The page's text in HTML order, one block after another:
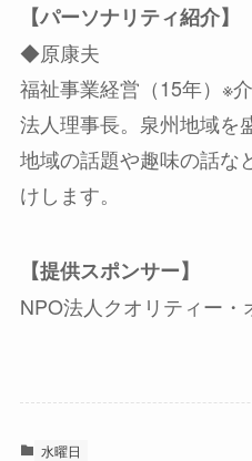
【パーソナリティ紹介】
◆原康夫
福祉事業経営（15年）※
法人理事長。泉州地域を
地域の話題や趣味の話な
けします。
【提供スポンサー】
NPO法人クオリティー・
水曜日